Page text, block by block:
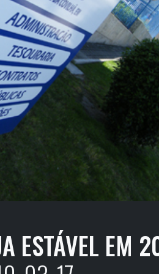
ESTÁVEL EM